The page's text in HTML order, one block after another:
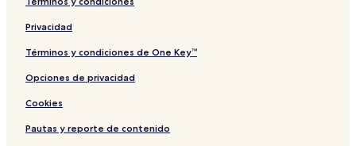
Privacidad
Términos y condiciones de One Key™
Opciones de privacidad
Cookies
Pautas y reporte de contenido